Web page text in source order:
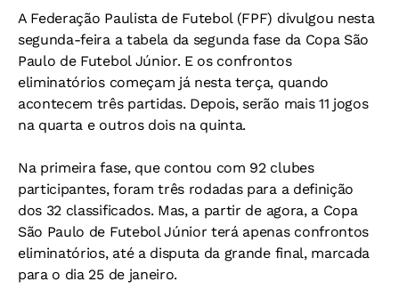
A Federação Paulista de Futebol (FPF) divulgou nesta
segunda-feira a tabela da segunda fase da Copa São
Paulo de Futebol Júnior. E os confrontos
eliminatórios começam já nesta terça, quando
acontecem três partidas. Depois, serão mais 11 jogos
na quarta e outros dois na quinta.
Na primeira fase, que contou com 92 clubes
participantes, foram três rodadas para a definição
dos 32 classificados. Mas, a partir de agora, a Copa
São Paulo de Futebol Júnior terá apenas confrontos
eliminatórios, até a disputa da grande final, marcada
para o dia 25 de janeiro.